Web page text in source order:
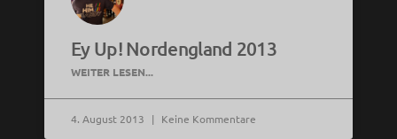
Ey Up! Nordengland 2013
WEITER LESEN...
4. August 2013 Keine Kommentare